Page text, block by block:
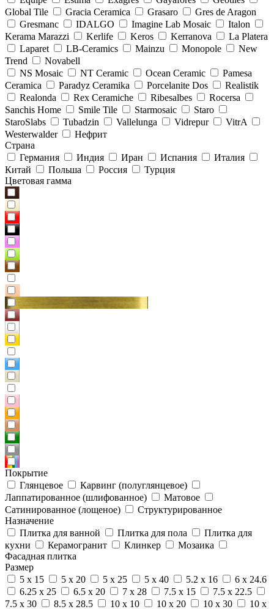
Global Tile
Gracia Ceramica Grasaro
Gres de Aragon
Gresmanc
IDALGO Imagine Lab Mosaic
Italon
Kerama Marazzi
Kerlife Keros Kerranova
La Platera
Laparet
LB-Ceramics Mainzu Monopole
New
Trend
Novabell
NS Mosaic
NT Ceramic Ocean Ceramic
Pamesa
Ceramica
Paradyz Сeramika Porcelanite Dos
Realistik
Realonda
Rex Ceramiche Ribesalbes
Rocersa
Sanchis Home
Smile Tile Starmosaic
Staro
StaroSlabs
Tubadzin Vallelunga Vidrepur
VitrA
Westerwalder
Нефрит
Страна
Германия
Индия Иран Испания
Италия
Китай
Польша Россия
Турция
Цветовая гамма
Покрытие
Глянцевое
Карвинг (полуглянцевое)
Лаппатированное (шлифованное)
Матовое
Сатинированное (лощеное)
Структурированное
Назначение
Плитка для ванной
Плитка для пола
Плитка для
кухни
Керамогранит Клинкер
Мозаика
Фасадная плитка
Размер
5 x 15
5 x 20 5 x 25 5 x 40 5.2 x 16
6 x 24.6
6.25 x 25
6.5 x 20 7 x 28 7.5 x 15
7.5 x 22.5
7.5 x 30
8.5 x 28.5 10 x 10 10 x 20 10 x 30 10 x